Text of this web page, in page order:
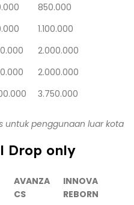
850.000
1.100.000
2.000.000
2.000.000
3.750.000
untuk penggunaan luar kota
Drop only
AVANZA
CS
INNOVA
REBORN